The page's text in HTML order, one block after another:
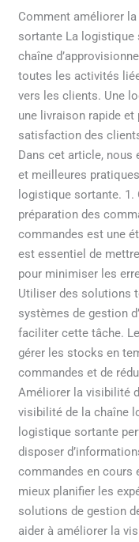
Comment améliorer
sortante La logistique
chaîne
toutes les activités
vers les clients. Une
une livraison rapide
satisfaction des
Dans cet article, nous
et meilleures
logistique sortante.
préparation des
commandes est une
est essentiel de
pour minimiser les
Utiliser des solutions
systèmes de gestion
faciliter cette tâche.
gérer les stocks en
commandes et de
Améliorer la visibilité
visibilité de la chaîne
logistique sortante
disposer
commandes en cours
mieux planifier les
solutions de gestion
aider à améliorer la
sortante